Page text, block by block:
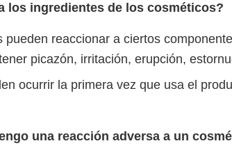
los ingredientes de los cosméticos?
pueden reaccionar a ciertos
picazón, irritación, erupción,
ocurrir la primera vez que usa el
una reacción adversa a un